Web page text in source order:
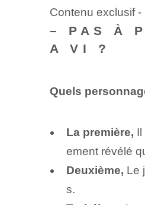
Contenu exclusif
– PAS À
A VI ?
Quels
La première, Il
ement révélé
Deuxième, Le
s.